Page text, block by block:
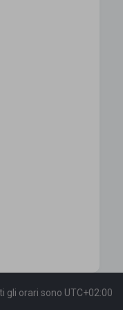
gli orari sono UTC+02:00